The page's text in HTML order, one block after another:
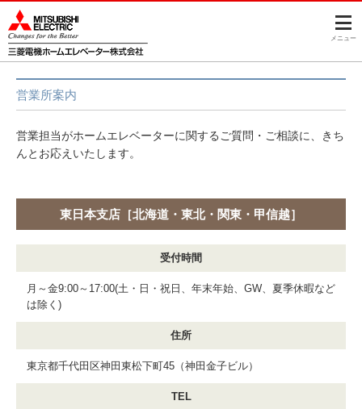
メニュー
営業所案内
営業担当がホームエレベーターに関するご質問・ご相談に、きち
んとお応えいたします。
東日本支店［北海道・東北・関東・甲信越］
受付時間
月～金9:00～17:00(土・日・祝日、年末年始、GW、夏季休暇など
は除く)
住所
東京都千代田区神田東松下町45（神田金子ビル）
TEL